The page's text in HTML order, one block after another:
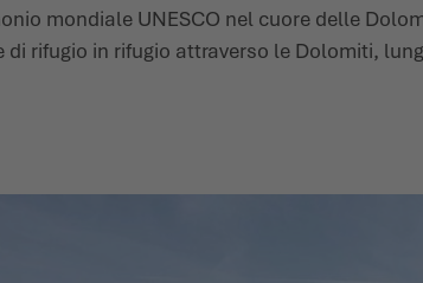
mondiale UNESCO nel cuore delle
rifugio in rifugio attraverso le Dolomiti,